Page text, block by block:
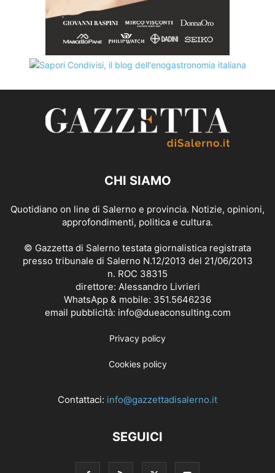
CHI SIAMO
Quotidiano on line di Salerno e provincia. Notizie, opinioni,
approfondimenti, politica e cultura.
© Gazzetta di Salerno testata giornalistica registrata
presso tribunale di Salerno N.12/2013 del 21/06/2013
n. ROC 38315
direttore: Alessandro Livrieri
WhatsApp & mobile: 351.5646236
email pubblicità: info@dueaconsulting.com
Privacy policy
Cookies policy
Contattaci: info@gazzettadisalerno.it
SEGUICI